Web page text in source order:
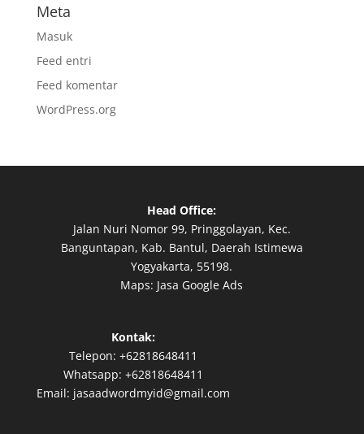
Meta
Masuk
Feed entri
Feed komentar
WordPress.org
Head Office:
Jalan Nuri Nomor 99, Pringgolayan, Kec.
Banguntapan, Kab. Bantul, Daerah Istimewa
Yogyakarta, 55198.
Maps: Jasa Google Ads
Kontak:
Telepon: +62818648411
Whatsapp: +62818648411
Email: jasaadwordmyid@gmail.com